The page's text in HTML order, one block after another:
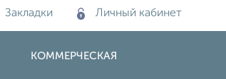
Закладки Личный кабинет
КОММЕРЧЕСКАЯ